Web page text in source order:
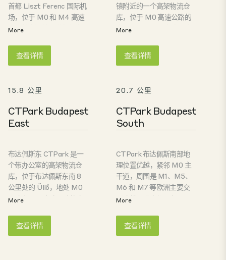
首都 Liszt Ferenc 国际机
场，位于 M0 和 M4 高速
公路的交汇处，毗邻埃塞
位置，该地区被认为是一
个重要的国内和国际枢
也是一个重要的连接点，
使其成为连接匈牙利与欧
洲和全球经济、社会和流
通的独特纽带。
More
查看详情
镇附近的一个高架物流仓
库，位于 M0 高速公路的
交叉口，距 M5 高速公路
路仅 7 公里，距布达佩斯
国际机场仅几分钟车程。
评估体系 "使用中 "类 "杰出
"评级的建筑，以及另外两
座获得 "优秀 "评级的工业
仓库。 布达佩斯 CTPark
忙的交通线路上，建筑面
积超过 80,000 平方米，
是物流和生产企业的理想
选择。
More
查看详情
15.8 公里
CTPark Budapest
East
布达佩斯东 CTPark 是一
个带办公室的高架物流仓
库，位于布达佩斯东南 8
公里处的 Üllő，地处 M0
环路和 M4 高速公路的交
场仅几分钟车程。布达佩
斯东 CTPark 位于进出布
More
查看详情
20.7 公里
CTPark Budapest
South
CTPark 布达佩斯南部地
理位置优越，紧邻 M0 主
干道，周围是 M1、M5、
M6 和 M7 等欧洲主要交
通路线，距离都只有几公
酒店仅 18 公里。对于物流
和生产公司来说也是非常
More
查看详情